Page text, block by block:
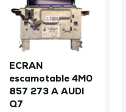
ECRAN
escamotable 4M0
857 273 A AUDI
Q7